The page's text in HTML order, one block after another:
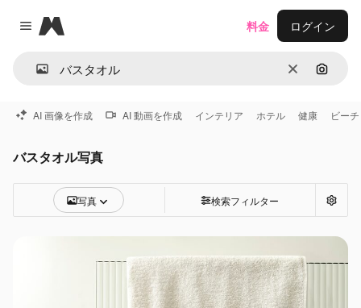
Close menu
Magnific
消去 画像で
料金 ログイン
AI 画像を作成 AI 動画を作成 インテリア ホテル 健康 ビーチ
バスタオル写真
写真 検索フィルター